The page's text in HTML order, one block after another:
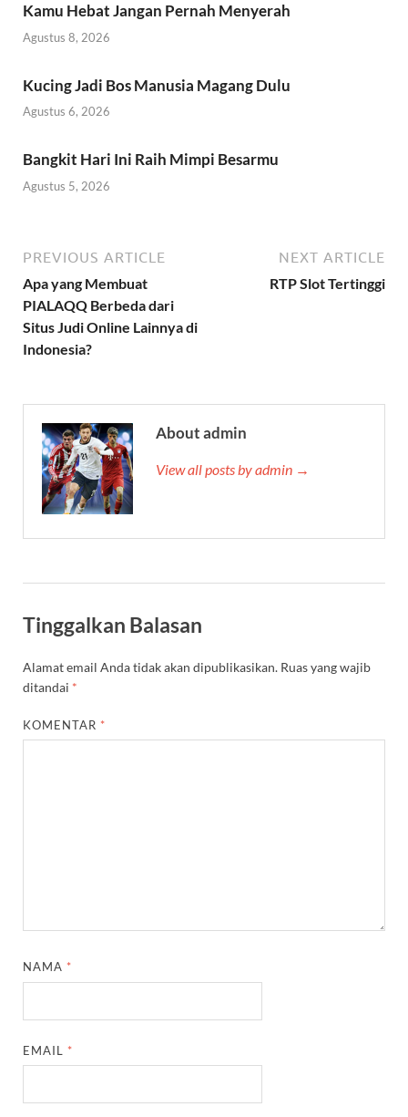
Kamu Hebat Jangan Pernah Menyerah
Agustus 8, 2026
Kucing Jadi Bos Manusia Magang Dulu
Agustus 6, 2026
Bangkit Hari Ini Raih Mimpi Besarmu
Agustus 5, 2026
PREVIOUS ARTICLE
Apa yang Membuat
PIALAQQ Berbeda dari
Situs Judi Online Lainnya di
Indonesia?
NEXT ARTICLE
RTP Slot Tertinggi
About admin
View all posts by admin →
Tinggalkan Balasan
Alamat email Anda tidak akan dipublikasikan. Ruas yang wajib
ditandai *
KOMENTAR *
NAMA *
EMAIL *